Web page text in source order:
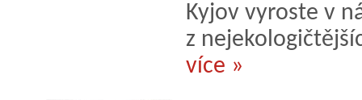
Kyjov vyroste v
z
více »